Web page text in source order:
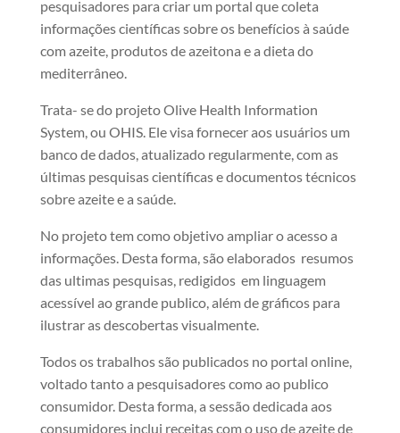
pesquisadores para criar um portal que coleta
informações científicas sobre os benefícios à saúde
com azeite, produtos de azeitona e a dieta do
mediterrâneo.
Trata- se do projeto Olive Health Information
System, ou OHIS. Ele visa fornecer aos usuários um
banco de dados, atualizado regularmente, com as
últimas pesquisas científicas e documentos técnicos
sobre azeite e a saúde.
No projeto tem como objetivo ampliar o acesso a
informações. Desta forma, são elaborados resumos
das ultimas pesquisas, redigidos em linguagem
acessível ao grande publico, além de gráficos para
ilustrar as descobertas visualmente.
Todos os trabalhos são publicados no portal online,
voltado tanto a pesquisadores como ao publico
consumidor. Desta forma, a sessão dedicada aos
consumidores inclui receitas com o uso de azeite de